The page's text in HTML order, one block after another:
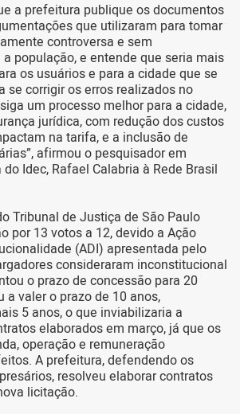
a prefeitura publique os documentos
que utilizaram para tomar
controversa e sem
população, e entende que seria mais
os usuários e para a cidade que se
se corrigir os erros realizados no
um processo melhor para a cidade,
jurídica, com redução dos custos
na tarifa, e a inclusão de
afirmou o pesquisador em
Idec, Rafael Calabria à Rede Brasil
Tribunal de Justiça de São Paulo
por 13 votos a 12, devido a Ação
(ADI) apresentada pelo
consideraram inconstitucional
o prazo de concessão para 20
a valer o prazo de 10 anos,
5 anos, o que inviabilizaria a
elaborados em março, já que os
operação e remuneração
A prefeitura, defendendo os
resolveu elaborar contratos
licitação.